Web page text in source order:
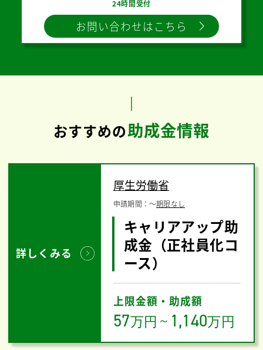
24時間受付
お問い合わせはこちら
おすすめの助成金情報
詳しくみる
厚生労働省
申請期間：〜期限なし
キャリアアップ助
成金（正社員化コ
ース）
上限金額・助成額
57万円 ～ 1,140万円